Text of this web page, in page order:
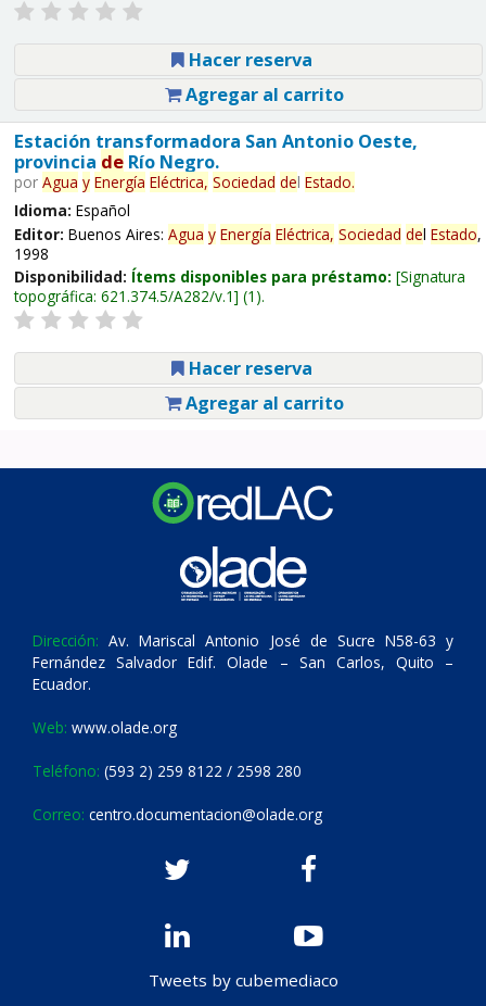
Hacer reserva
Agregar al carrito
Estación transformadora San Antonio Oeste,
provincia deRío Negro.
por Agua y Energía Eléctrica, Sociedad del Estado.
Idioma: Español
Editor: Buenos Aires: Agua y Energía Eléctrica, Sociedad del Estado,
1998
Disponibilidad: Ítems disponibles para préstamo: Signatura
topográfica: 621.374.5/A282/v.1 (1).
Hacer reserva
Agregar al carrito
Dirección: Av. Mariscal Antonio José de Sucre N58-63 y
Fernández Salvador Edif. Olade – San Carlos, Quito –
Ecuador.
Web: www.olade.org
Teléfono: (593 2) 259 8122 / 2598 280
Correo: centro.documentacion@olade.org
Tweets by cubemediaco